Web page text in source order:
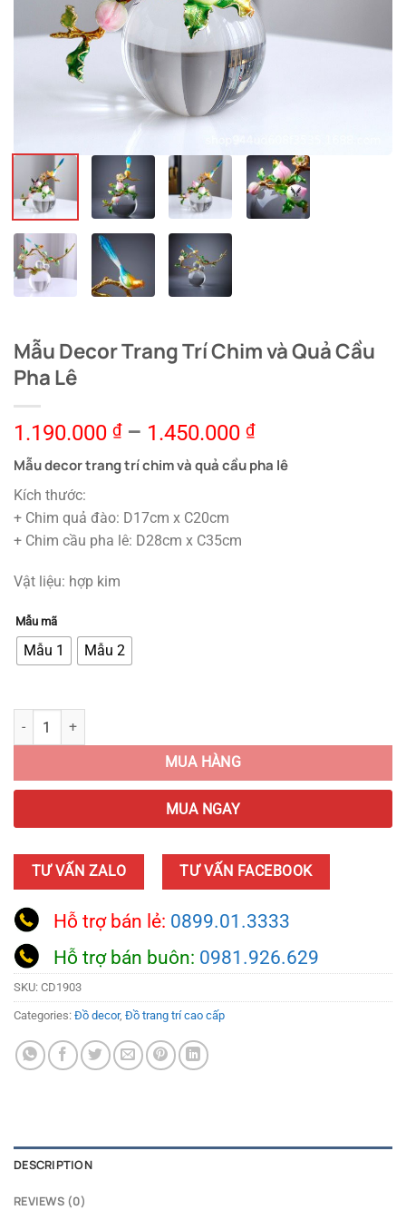
Mẫu Decor Trang Trí Chim và Quả Cầu
Pha Lê
1.190.000 ₫– 1.450.000 ₫
Mẫu decor trang trí chim và quả cầu pha lê
Kích thước:
+ Chim quả đào: D17cm x C20cm
+ Chim cầu pha lê: D28cm x C35cm
Vật liệu: hợp kim
Mẫu mã
Mẫu 1 Mẫu 2
Mẫu Decor Trang Trí Chim và Quả Cầu Pha Lê quantity
MUA HÀNG
MUA NGAY
TƯ VẤN ZALO TƯ VẤN FACEBOOK
Hỗ trợ bán lẻ: 0899.01.3333
Hỗ trợ bán buôn: 0981.926.629
SKU: CD1903
Categories: Đồ decor, Đồ trang trí cao cấp
DESCRIPTION
REVIEWS (0)